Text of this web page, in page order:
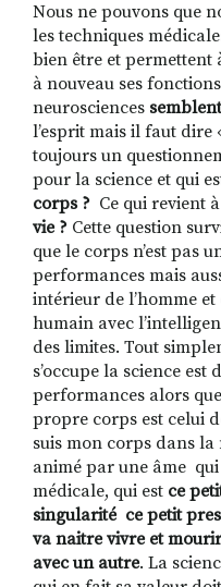
Nous ne pouvons que
les techniques
bien être et
à nouveau ses
neurosciences semblent
l’esprit mais il faut dire
toujours un
pour la science et qui
corps ? Ce qui revient
vie ? Cette question
que le corps n’est pas
performances mais
intérieur de l’homme et
humain avec
des limites. Tout
s’occupe la science est
performances alors
propre corps est celui
suis mon corps dans la
animé par une âme
médicale, qui est ce
singularité ce petit
va naitre vivre et
avec un autre. La